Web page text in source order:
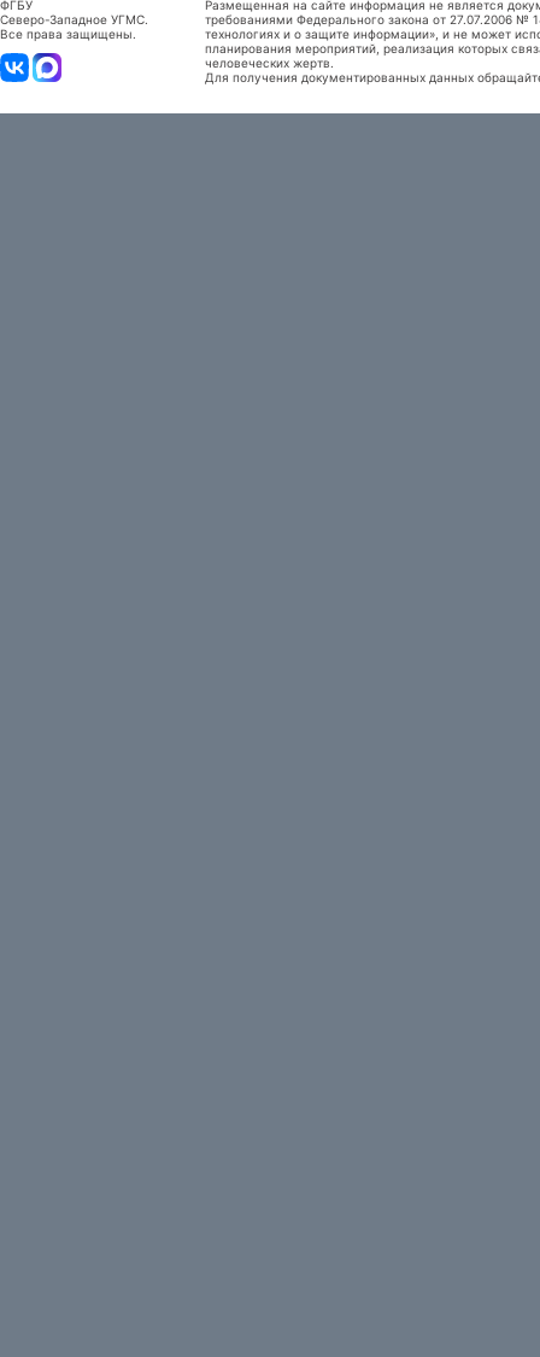
ФГБУ
Северо-Западное УГМС.
Все права защищены.
Размещенная на сайте информация не является
требованиями Федерального закона от 27.07.2006
технологиях и о защите информации», и не может
планирования мероприятий, реализация которых
человеческих жертв.
Для получения документированных данных